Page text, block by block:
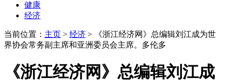
健康
经济
当前位置： 主页 > 经济 > 《浙江经济网》总编辑刘江成为世
界协会常务副主席和亚洲委员会主席。多伦多
《浙江经济网》总编辑刘江成